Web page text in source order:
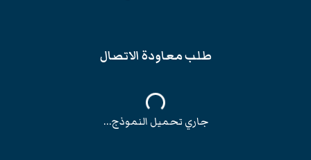
طلب معاودة الاتصال
جاري تحميل النموذج...